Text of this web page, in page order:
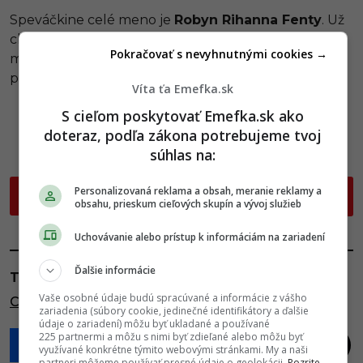
Speváčkine celé meno je Robyn Rihanna Fenty. Už
chápeš, prečo sa kolekcia jej tenisiek volá Fenty? Na
meno Robyn vraj stále reaguje a je medzi jej
priateľmi používané.
Pokračovanie článku nájdeš na ďalšej
strane
o
t
P
a
g
i
n
ĎALEJ
TAGY:
CELEBRITA, SKUTOČNÉ MENO
Víta ťa Emefka.sk
S cieľom poskytovať Emefka.sk ako
doteraz, podľa zákona potrebujeme tvoj
súhlas na:
Personalizovaná reklama a obsah, meranie reklamy a
obsahu, prieskum cieľových skupín a vývoj služieb
Uchovávanie alebo prístup k informáciám na zariadení
Ďalšie informácie
Vaše osobné údaje budú spracúvané a informácie z vášho
zariadenia (súbory cookie, jedinečné identifikátory a ďalšie
údaje o zariadení) môžu byť ukladané a používané
225 partnermi a môžu s nimi byť zdieľané alebo môžu byť
využívané konkrétne týmito webovými stránkami. My a naši
Pokračovať s nevyhnutnými cookies →